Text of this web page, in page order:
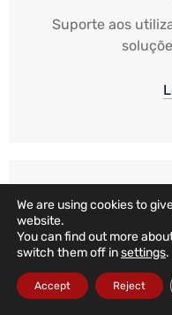
Suporte aos
Suporte
We are using cookies to
website.
You can find out more
switch them off insettings.
Accept Reject